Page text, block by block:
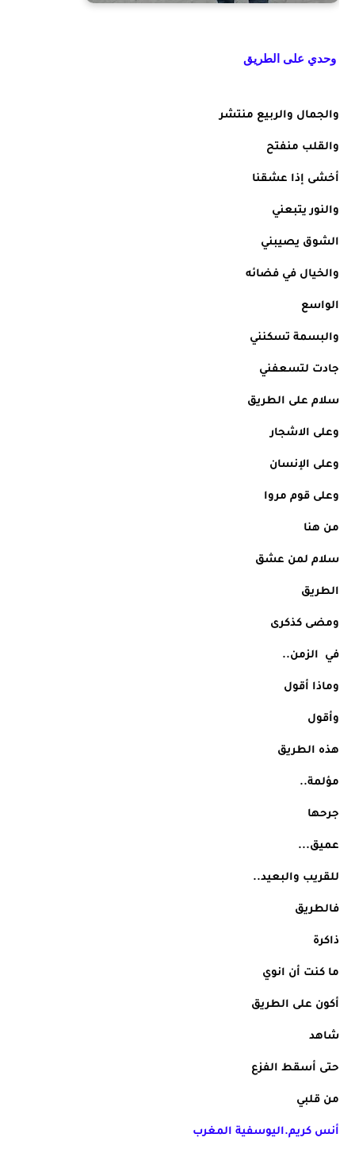
وحدي على الطريق
والجمال والربيع منتشر
والقلب منفتح
أخشى إذا عشقنا
والنور يتبعني
الشوق يصيبني
والخيال في فضائه
الواسع
والبسمة تسكنني
جادت لتسعفني
سلام على الطريق
وعلى الاشجار
وعلى الإنسان
وعلى قوم مروا
من هنا
سلام لمن عشق
الطريق
ومضى كذكرى
في  الزمن..
وماذا أقول
وأقول
هذه الطريق
مؤلمة..
جرحها
عميق...
للقريب والبعيد..
فالطريق
ذاكرة
ما كنت أن انوي
أكون على الطريق
شاهد
حتى أسقط الفزع
من قلبي
أنس كريم.اليوسفية المغرب